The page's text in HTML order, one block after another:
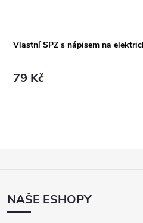
Vlastní SPZ s nápisem na
79 Kč
ANAŠE ESHOPY